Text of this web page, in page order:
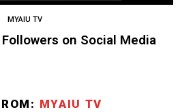
MYAIU TV
on Social Media
MYAIU TV